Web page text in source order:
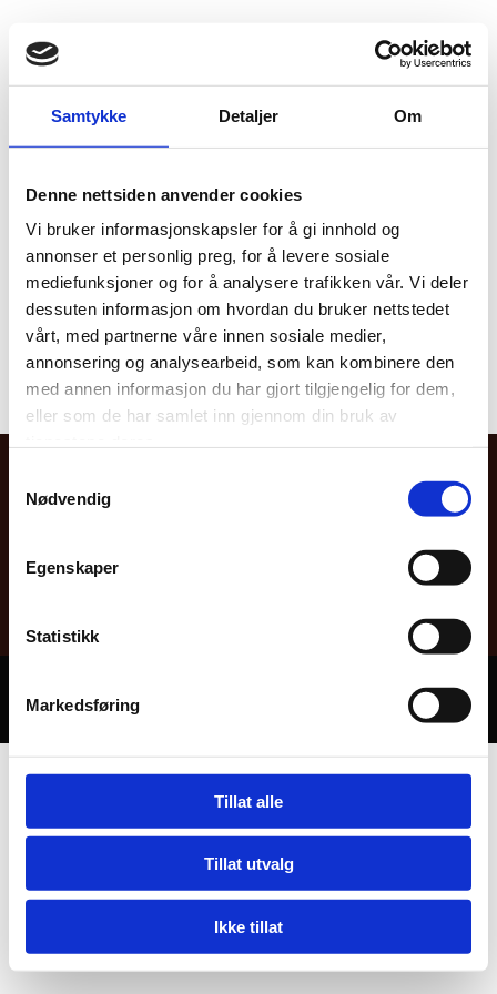
Samtykke Detaljer Om
Denne nettsiden anvender cookies
Vi bruker informasjonskapsler for å gi innhold og
annonser et personlig preg, for å levere sosiale
mediefunksjoner og for å analysere trafikken vår. Vi deler
dessuten informasjon om hvordan du bruker nettstedet
vårt, med partnerne våre innen sosiale medier,
annonsering og analysearbeid, som kan kombinere den
med annen informasjon du har gjort tilgjengelig for dem,
eller som de har samlet inn gjennom din bruk av
Nødvendig
Egenskaper
Statistikk
Markedsføring
Tillat alle
Tillat utvalg
Ikke tillat
Personvern